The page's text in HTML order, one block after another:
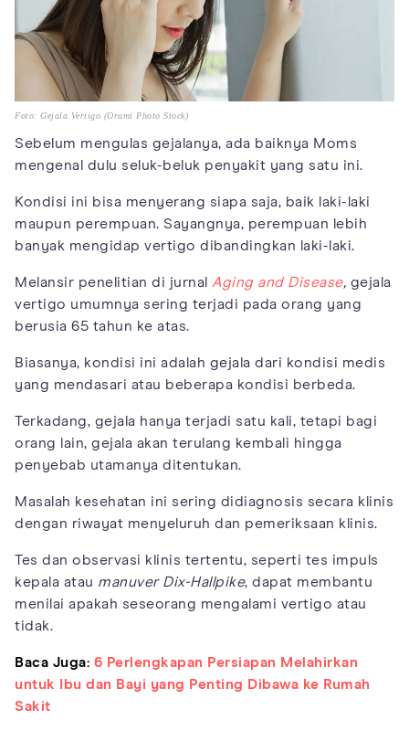
Foto: Gejala Vertigo (Orami Photo Stock)
Sebelum mengulas gejalanya, ada baiknya Moms
mengenal dulu seluk-beluk penyakit yang satu ini.
Kondisi ini bisa menyerang siapa saja, baik laki-laki
maupun perempuan. Sayangnya, perempuan lebih
banyak mengidap vertigo dibandingkan laki-laki.
Melansir penelitian di jurnal Aging and Disease, gejala
vertigo umumnya sering terjadi pada orang yang
berusia 65 tahun ke atas.
Biasanya, kondisi ini adalah gejala dari kondisi medis
yang mendasari atau beberapa kondisi berbeda.
Terkadang, gejala hanya terjadi satu kali, tetapi bagi
orang lain, gejala akan terulang kembali hingga
penyebab utamanya ditentukan.
Masalah kesehatan ini sering didiagnosis secara klinis
dengan riwayat menyeluruh dan pemeriksaan klinis.
Tes dan observasi klinis tertentu, seperti tes impuls
kepala atau manuver Dix-Hallpike, dapat membantu
menilai apakah seseorang mengalami vertigo atau
tidak.
Baca Juga: 6 Perlengkapan Persiapan Melahirkan
untuk Ibu dan Bayi yang Penting Dibawa ke Rumah
Sakit